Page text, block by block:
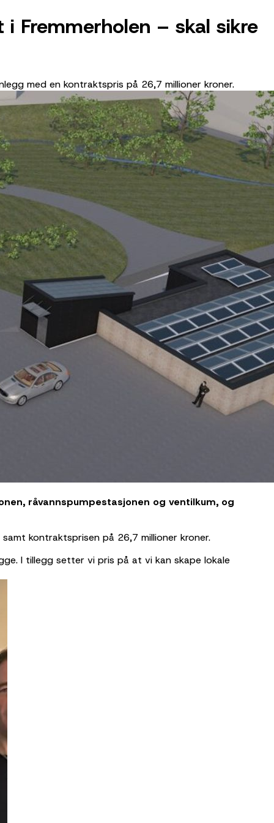
Fremmerholen – skal sikre
med en kontraktspris på 26,7 millioner kroner.
råvannspumpestasjonen og ventilkum, og
kontraktsprisen på 26,7 millioner kroner.
I tillegg setter vi pris på at vi kan skape lokale